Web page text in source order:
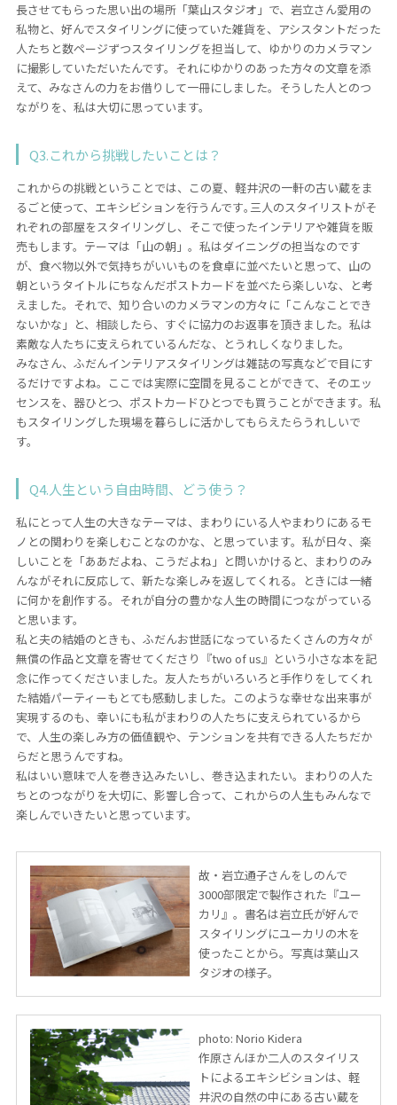
長させてもらった思い出の場所「葉山スタジオ」で、岩立さん愛用の
私物と、好んでスタイリングに使っていた雑貨を、アシスタントだった
人たちと数ページずつスタイリングを担当して、ゆかりのカメラマン
に撮影していただいたんです。それにゆかりのあった方々の文章を添
えて、みなさんの力をお借りして一冊にしました。そうした人とのつ
ながりを、私は大切に思っています。
Q3.これから挑戦したいことは？
これからの挑戦ということでは、この夏、軽井沢の一軒の古い蔵をま
るごと使って、エキシビションを行うんです｡三人のスタイリストがそ
れぞれの部屋をスタイリングし、そこで使ったインテリアや雑貨を販
売もします。テーマは「山の朝」。私はダイニングの担当なのです
が、食べ物以外で気持ちがいいものを食卓に並べたいと思って、山の
朝というタイトルにちなんだポストカードを並べたら楽しいな、と考
えました。それで、知り合いのカメラマンの方々に「こんなことでき
ないかな」と、相談したら、すぐに協力のお返事を頂きました。私は
素敵な人たちに支えられているんだな、とうれしくなりました。
みなさん、ふだんインテリアスタイリングは雑誌の写真などで目にす
るだけですよね。ここでは実際に空間を見ることができて、そのエッ
センスを、器ひとつ、ポストカードひとつでも買うことができます。私
もスタイリングした現場を暮らしに活かしてもらえたらうれしいで
す。
Q4.人生という自由時間、どう使う？
私にとって人生の大きなテーマは、まわりにいる人やまわりにあるモ
ノとの関わりを楽しむことなのかな、と思っています。私が日々、楽
しいことを「ああだよね、こうだよね」と問いかけると、まわりのみ
んながそれに反応して、新たな楽しみを返してくれる。ときには一緒
に何かを創作する。それが自分の豊かな人生の時間につながっている
と思います。
私と夫の結婚のときも、ふだんお世話になっているたくさんの方々が
無償の作品と文章を寄せてくださり『two of us』という小さな本を記
念に作ってくださいました。友人たちがいろいろと手作りをしてくれ
た結婚パーティーもとても感動しました。このような幸せな出来事が
実現するのも、幸いにも私がまわりの人たちに支えられているから
で、人生の楽しみ方の価値観や、テンションを共有できる人たちだか
らだと思うんですね。
私はいい意味で人を巻き込みたいし、巻き込まれたい。まわりの人た
ちとのつながりを大切に、影響し合って、これからの人生もみんなで
楽しんでいきたいと思っています。
故・岩立通子さんをしのんで
3000部限定で製作された『ユー
カリ』。書名は岩立氏が好んで
スタイリングにユーカリの木を
使ったことから。写真は葉山ス
タジオの様子。
photo: Norio Kidera
作原さんほか二人のスタイリス
トによるエキシビションは、軽
井沢の自然の中にある古い蔵を